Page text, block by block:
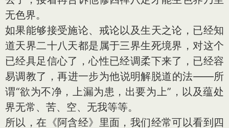
无色界。
如果能够接受施论、戒论以及生天之论，已经知
道天界二十八天都是属于三界生死境界，对这个
已经具足信心了，心性已经调柔下来了，已经容
易调教了，再进一步为他说明解脱道的法——所
谓“欲为不净，上漏为患，出要为上”，以及蕴处
界无常、苦、空、无我等等。
所以，在《阿含经》里面，我们经常可以看到四